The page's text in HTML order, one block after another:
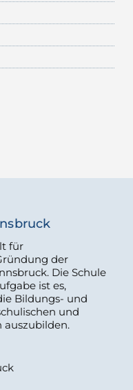
für
der
Die Schule
ist es,
Bildungs- und
und